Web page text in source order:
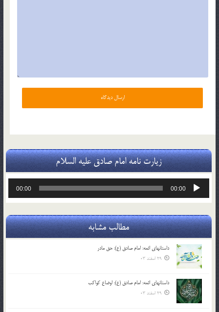
زیارت نامه امام صادق علیه السلام
پخش‌کننده
00:00
00:00
مطالب مشابه
داستانهای ائمه: امام صادق (ع): حق مادر
29 اسفند 03
داستانهای ائمه: امام صادق (ع): اوضاع کواکب
29 اسفند 03